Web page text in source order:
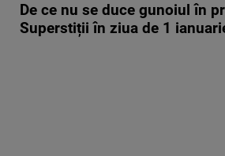
De ce nu se duce gunoiul în
Superstiții în ziua de 1